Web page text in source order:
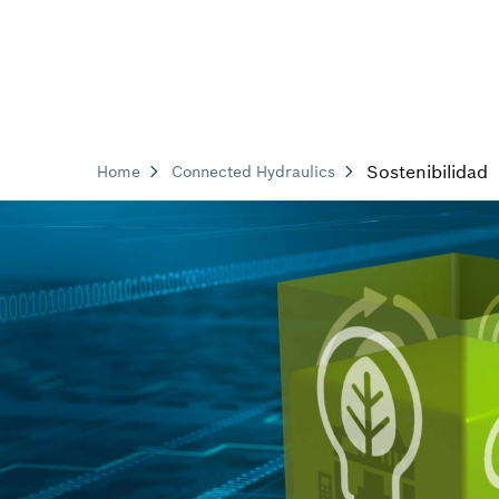
Home Connected Hydraulics Sostenibilidad